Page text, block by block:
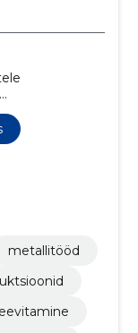
vastab
standarditele.
metallitööd